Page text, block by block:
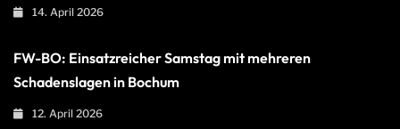
14. April 2026
FW-BO: Einsatzreicher Samstag mit mehreren
Schadenslagen in Bochum
12. April 2026